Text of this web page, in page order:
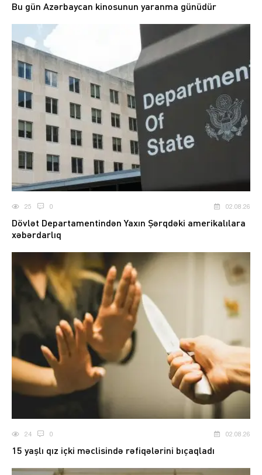
Bu gün Azərbaycan kinosunun yaranma günüdür
25 0 02.08.26
Dövlət Departamentindən Yaxın Şərqdəki amerikalılara
xəbərdarlıq
24 0 02.08.26
15 yaşlı qız içki məclisində rəfiqələrini bıçaqladı